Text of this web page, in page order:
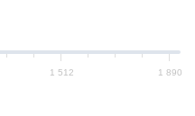
1 512 1 890